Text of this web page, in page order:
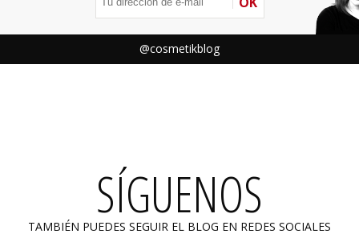
@cosmetikblog
SÍGUENOS
TAMBIÉN PUEDES SEGUIR EL BLOG EN REDES SOCIALES